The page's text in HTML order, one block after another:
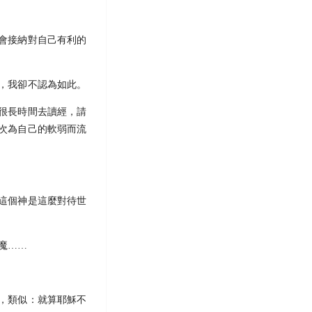
接納對自己有利的
我卻不認為如此。
長時間去讀經，請
為自己的軟弱而流
個神是這麼對待世
……
類似：就算耶穌不